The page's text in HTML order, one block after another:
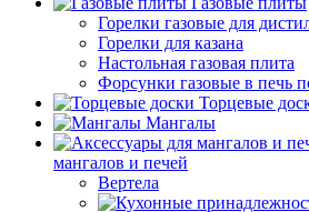
Горелки газовые для
Горелки для казана
Настольная газовая плита
Форсунки газовые в печь
Торцевые
Мангалы
мангалов и печей
Вертела